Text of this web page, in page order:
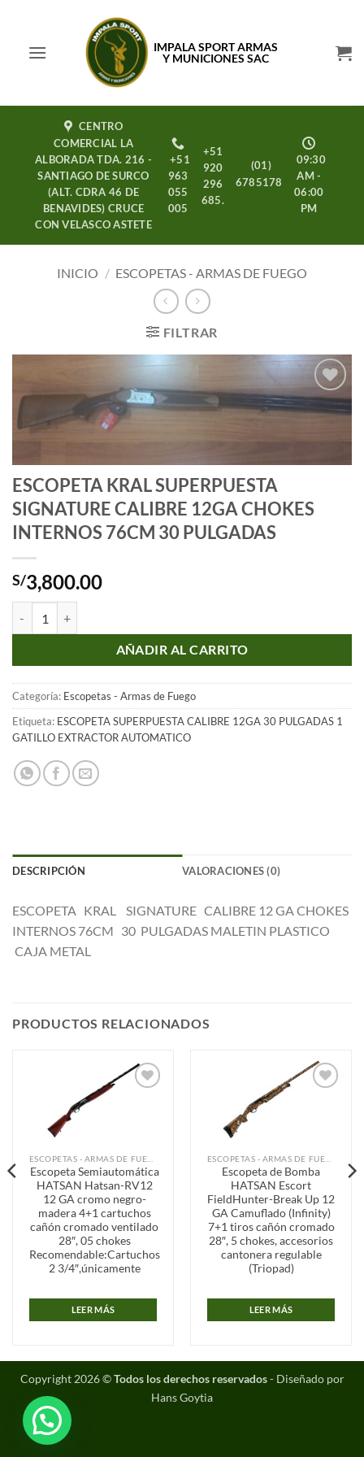
contenido
IMPALA SPORT ARMAS
Y MUNICIONES SAC
CENTRO
COMERCIAL LA
ALBORADA TDA. 216 -
SANTIAGO DE SURCO
(ALT. CDRA 46 DE
BENAVIDES) CRUCE
CON VELASCO ASTETE
09:30
AM -
06:00
PM
+51
963
055
005
+51
920
296
685.
(01)
6785178
INICIO / ESCOPETAS - ARMAS DE FUEGO
FILTRAR
Añadir
deseos
ESCOPETA KRAL SUPERPUESTA
SIGNATURE CALIBRE 12GA CHOKES
INTERNOS 76CM 30 PULGADAS
S/3,800.00
AÑADIR AL CARRITO
Categoría: Escopetas - Armas de Fuego
Etiqueta: ESCOPETA SUPERPUESTA CALIBRE 12GA 30 PULGADAS 1
GATILLO EXTRACTOR AUTOMATICO
DESCRIPCIÓN VALORACIONES (0)
ESCOPETA KRAL SIGNATURE CALIBRE 12 GA CHOKES
INTERNOS 76CM 30 PULGADAS MALETIN PLASTICO
CAJA METAL
PRODUCTOS RELACIONADOS
Escopeta Semiautomática
HATSAN Hatsan-RV12
12 GA cromo negro-
madera 4+1 cartuchos
cañón cromado ventilado
28″, 05 chokes
Recomendable:Cartuchos
2 3/4″,únicamente
LEER MÁS
Escopeta de Bomba
HATSAN Escort
FieldHunter-Break Up 12
GA Camuflado (Infinity)
7+1 tiros cañón cromado
28″, 5 chokes, accesorios
cantonera regulable
(Triopad)
LEER MÁS
Copyright 2026 ©Todos los derechos reservados- Diseñado por
Hans Goytia